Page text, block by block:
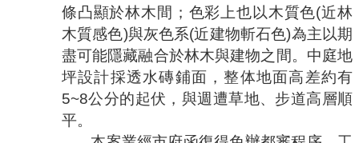
條凸顯於林木間；色彩上也以木質色(近林
木質感色)與灰色系(近建物斬石色)為主以期
盡可能隱藏融合於林木與建物之間。中庭地
坪設計採透水磚鋪面，整体地面高差約有
5~8公分的起伏，與週遭草地、步道高層順
平。